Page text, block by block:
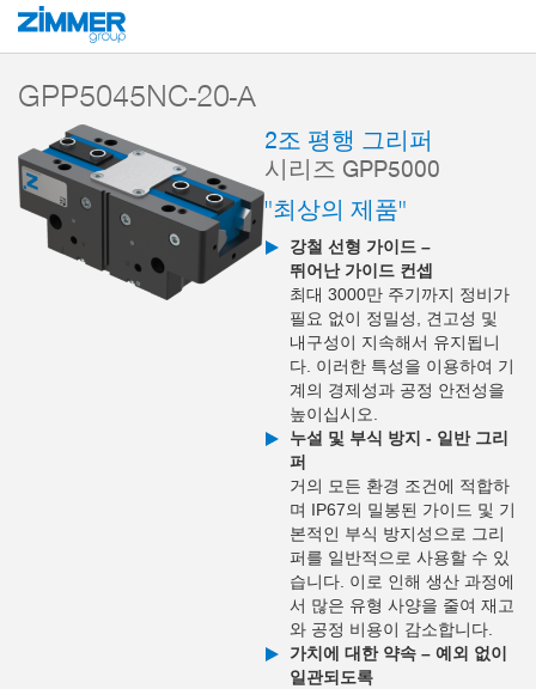
시작 제품
GPP5045NC-20-A
2조 평행 그리퍼
시리즈 GPP5000
"최상의 제품"
강철 선형 가이드 –
뛰어난 가이드 컨셉
최대 3000만 주기까지 정비가
필요 없이 정밀성, 견고성 및
내구성이 지속해서 유지됩니
다. 이러한 특성을 이용하여 기
계의 경제성과 공정 안전성을
높이십시오.
누설 및 부식 방지 - 일반 그리
퍼
거의 모든 환경 조건에 적합하
며 IP67의 밀봉된 가이드 및 기
본적인 부식 방지성으로 그리
퍼를 일반적으로 사용할 수 있
습니다. 이로 인해 생산 과정에
서 많은 유형 사양을 줄여 재고
와 공정 비용이 감소합니다.
가치에 대한 약속 – 예외 없이
일관되도록